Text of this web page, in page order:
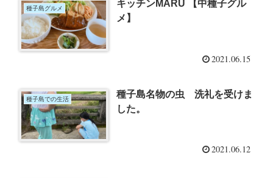
種子島グルメ
キッチンMARU 【中種子グル
メ】
2021.06.15
種子島での生活
種子島名物の虫 洗礼を受けま
した。
2021.06.12